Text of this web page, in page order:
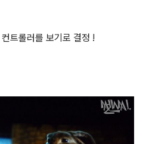
트롤러를 보기로 결정 !